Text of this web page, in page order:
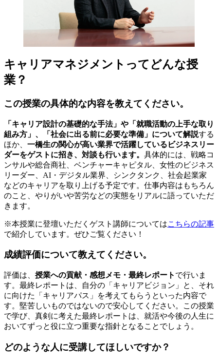
キャリアマネジメントってどんな授
業？
この授業の具体的な内容を教えてください。
「キャリア設計の基礎的な手法」や「就職活動の上手な取り
組み方」、「社会に出る前に必要な準備」について解説する
ほか、 一橋生の関心が高い業界で活躍しているビジネスリー
ダーをゲストに招き、対談も行います。 具体的には、戦略コ
ンサルや総合商社、ベンチャーキャピタル、女性のビジネス
リーダー、AI・デジタル業界、シンクタンク、社会起業家
などのキャリアを取り上げる予定です。仕事内容はもちろん
のこと、やりがいや苦労などの実態をリアルに語っていただ
きます。
※本授業に登壇いただくゲスト講師についてはこちらの記事
で紹介しています。ぜひご覧ください！
成績評価について教えてください。
評価は、 授業への貢献・感想メモ・最終レポート で行いま
す。最終レポートは、自分の「キャリアビジョン」と、それ
に向けた「キャリアパス」を考えてもらうといった内容で
す。堅苦しいものではないので安心してください。この授業
で学び、真剣に考えた最終レポートは、就活や今後の人生に
おいてずっと役に立つ重要な指針となることでしょう。
どのような人に受講してほしいですか？